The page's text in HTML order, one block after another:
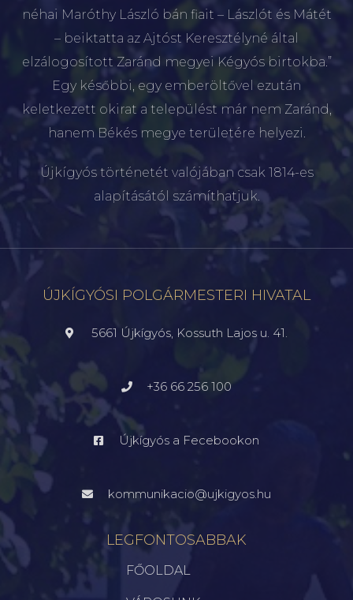
néhai Maróthy László bán fiait – Lászlót és Mátét
– beiktatta az Ajtóst Keresztélyné által
elzálogosított Zaránd megyei Kégyós birtokba.”
Egy későbbi, egy emberöltővel ezután
keletkezett okirat a települést már nem Zaránd,
hanem Békés megye területére helyezi.
Újkígyós történetét valójában csak 1814-es
alapításától számíthatjuk.
ÚJKÍGYÓSI POLGÁRMESTERI HIVATAL
5661 Újkígyós, Kossuth Lajos u. 41.
+36 66 256 100
Újkígyós a Fecebookon
kommunikacio@ujkigyos.hu
LEGFONTOSABBAK
FŐOLDAL